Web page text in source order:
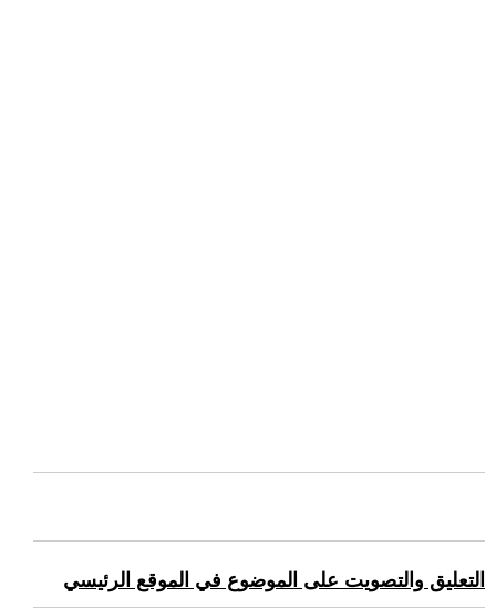
التعليق والتصويت على الموضوع في الموقع الرئيسي